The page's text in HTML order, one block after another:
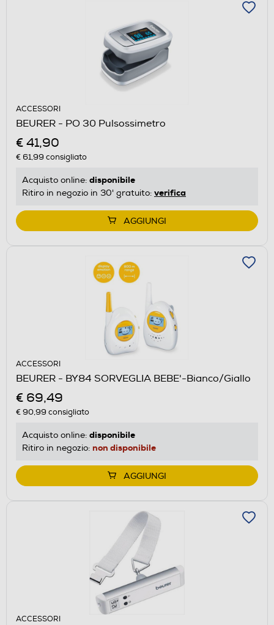
ACCESSORI
BEURER - PO 30 Pulsossimetro
€ 41,90
€ 61,99 consigliato
Acquisto online: disponibile
Ritiro in negozio in 30' gratuito: verifica
AGGIUNGI
ACCESSORI
BEURER - BY84 SORVEGLIA BEBE'-Bianco/Giallo
€ 69,49
€ 90,99 consigliato
Acquisto online: disponibile
Ritiro in negozio: non disponibile
AGGIUNGI
ACCESSORI